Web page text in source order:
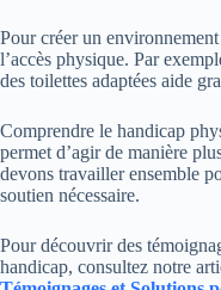
Pour créer un
l’accès physique. Par
des toilettes adaptées aide
Comprendre le handicap
permet d’agir de manière
devons travailler ensemble
soutien nécessaire.
Pour découvrir des
handicap, consultez notre